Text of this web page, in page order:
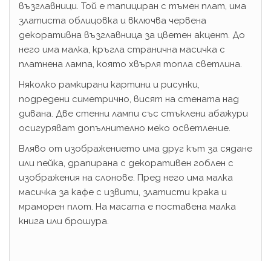
възглавници. Той е тапициран с тъмен плат, има
златиста облицовка и включва червена
декоративна възглавница за цветен акцент. До
него има малка, кръгла странична масичка с
платнена лампа, която хвърля топла светлина.
Няколко рамкирани картини и рисунки,
подредени симетрично, висят на стената над
дивана. Две стенни лампи със стъклени абажури
осигуряват допълнително меко осветление.
Вляво от изображението има друг кът за сядане
или пейка, драпирана с декоративен гоблен с
изображения на слонове. Пред него има малка
масичка за кафе с извити, златисти крака и
мраморен плот. На масата е поставена малка
книга или брошура.